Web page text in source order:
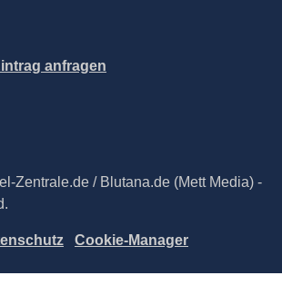
anfragen
Zentrale.de / Blutana.de (Mett Media) -
Cookie-Manager